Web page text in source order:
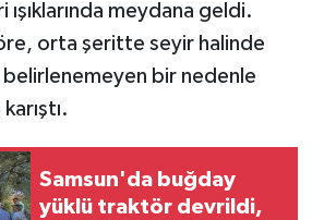
ışıklarında meydana geldi.
orta şeritte seyir halinde
belirlenemeyen bir nedenle
Samsun'da buğday
yüklü traktör devrildi,